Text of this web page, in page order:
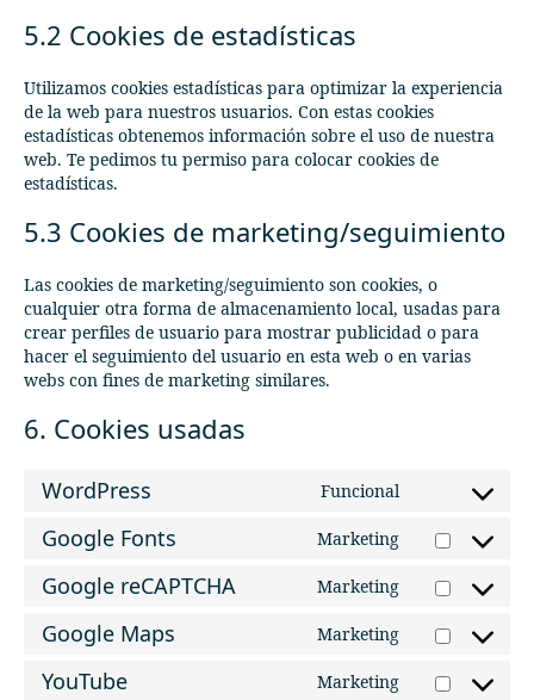
5.2 Cookies de estadísticas
Utilizamos cookies estadísticas para optimizar la experiencia
de la web para nuestros usuarios. Con estas cookies
estadísticas obtenemos información sobre el uso de nuestra
web. Te pedimos tu permiso para colocar cookies de
estadísticas.
5.3 Cookies de marketing/seguimiento
Las cookies de marketing/seguimiento son cookies, o
cualquier otra forma de almacenamiento local, usadas para
crear perfiles de usuario para mostrar publicidad o para
hacer el seguimiento del usuario en esta web o en varias
webs con fines de marketing similares.
6. Cookies usadas
WordPress Funcional
Consent
service
Google Fonts Marketing
Consent
service
fonts
Google reCAPTCHA Marketing
Consent
service
recaptcha
Google Maps Marketing
Consent
service
YouTube Marketing Consent